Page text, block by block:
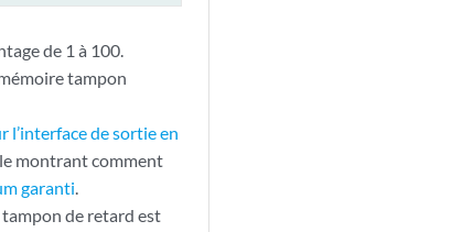
de 1 à 100.
tampon
l’interface de sortie en
montrant comment
garanti.
tampon de retard est